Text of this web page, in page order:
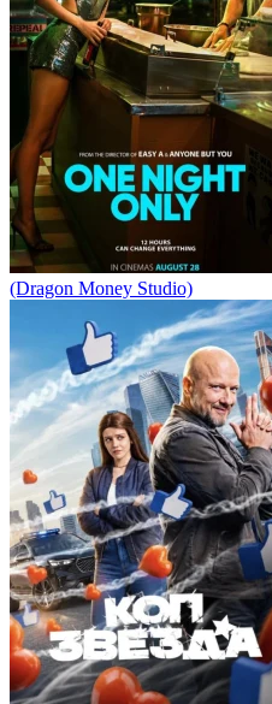
(Dragon Money Studio)